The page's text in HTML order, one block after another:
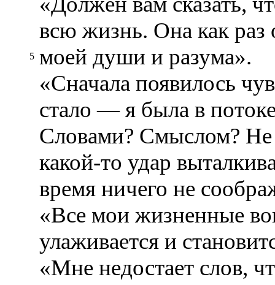
5
всю жизнь. Она как раз
моей души и разума».
«Сначала появилось
стало — я была в
Словами? Смыслом? Не
какой-то удар
время ничего не
«Все мои жизненные
улаживается и
«Мне недостает слов,